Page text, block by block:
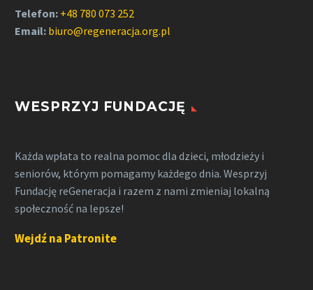
Telefon: +48 780 073 252
Email: biuro@regeneracja.org.pl
WESPRZYJ FUNDACJĘ
Każda wpłata to realna pomoc dla dzieci, młodzieży i
seniorów, którym pomagamy każdego dnia. Wesprzyj
Fundację reGeneracja i razem z nami zmieniaj lokalną
społeczność na lepsze!
Wejdź na Patronite